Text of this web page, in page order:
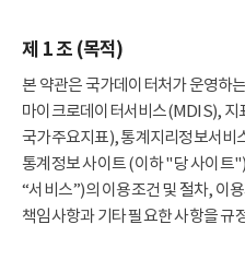
제 1 조 (목적)
본 약관은 국가데이터처가 운영하
마이크로데이터서비스(MDIS), 지
국가주요지표), 통계지리정보서
통계정보 사이트 (이하 "당 사이트
“서비스”)의 이용조건 및 절차, 이
책임사항과 기타 필요한 사항을 규